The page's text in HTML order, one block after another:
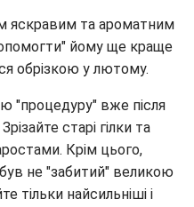
яскравим та ароматним
йому ще краще
обрізкою у лютому.
"процедуру" вже після
старі гілки та
Крім цього,
не "забитий" великою
тільки найсильніші і